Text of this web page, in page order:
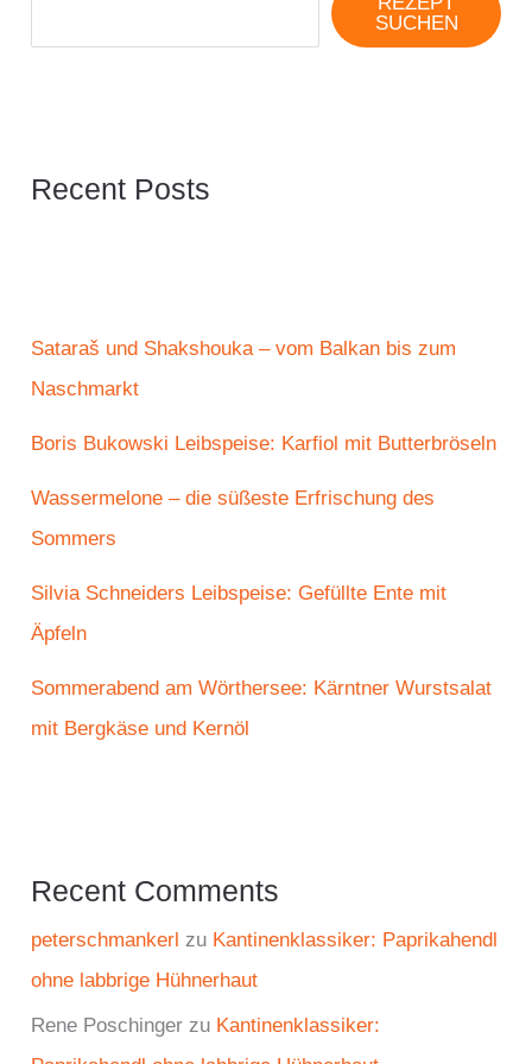
SUCHEN
Recent Posts
Sataraš und Shakshouka – vom Balkan bis zum
Naschmarkt
Boris Bukowski Leibspeise: Karfiol mit Butterbröseln
Wassermelone – die süßeste Erfrischung des
Sommers
Silvia Schneiders Leibspeise: Gefüllte Ente mit
Äpfeln
Sommerabend am Wörthersee: Kärntner Wurstsalat
mit Bergkäse und Kernöl
Recent Comments
peterschmankerl zu Kantinenklassiker: Paprikahendl
ohne labbrige Hühnerhaut
Rene Poschinger zu Kantinenklassiker: